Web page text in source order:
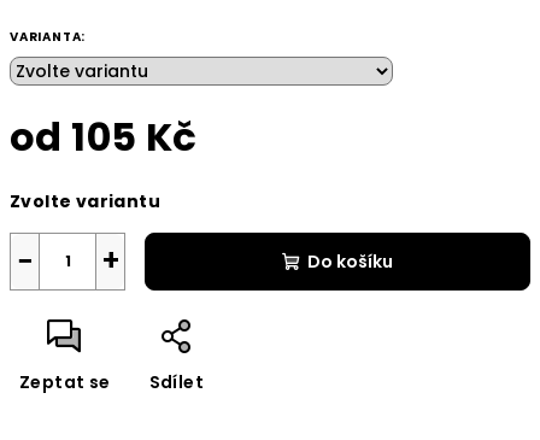
VARIANTA:
od 105 Kč
cena:
Zvolte variantu
+
− Do košíku
Zeptat se Sdílet